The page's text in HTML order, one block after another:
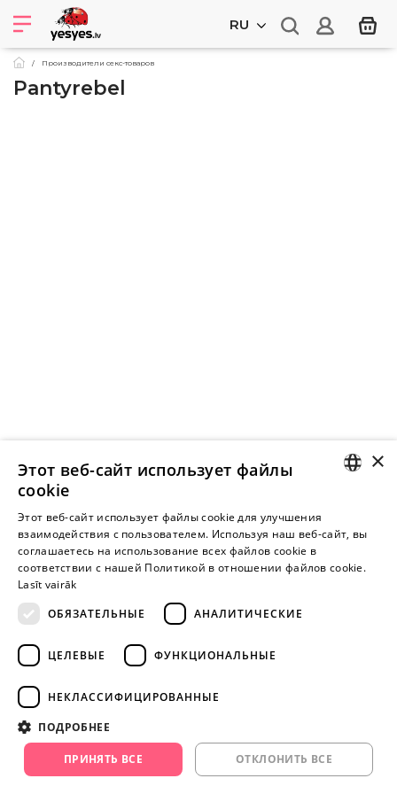
RU
Производители секс-товаров
Pantyrebel
Внимание! Yesyes.lv содержит откровенную сексуальную
информацию и изо.
ПРОДОЛЖАЙТЕ
facebook.com/yesyes.lv
Instagram/yesyes.lv
RUSSIAN
×
Этот веб-сайт использует файлы
cookie
Этот веб-сайт использует файлы cookie для улучшения
взаимодействия с пользователем. Используя наш веб-сайт, вы
соглашаетесь на использование всех файлов cookie в
соответствии с нашей Политикой в ​​отношении файлов cookie.
Lasīt vairāk
ОБЯЗАТЕЛЬНЫЕ
АНАЛИТИЧЕСКИЕ
ЦЕЛЕВЫЕ ФУНКЦИОНАЛЬНЫЕ
НЕКЛАССИФИЦИРОВАННЫЕ
ПОДРОБНЕЕ
ПРИНЯТЬ ВСЕ ОТКЛОНИТЬ ВСЕ